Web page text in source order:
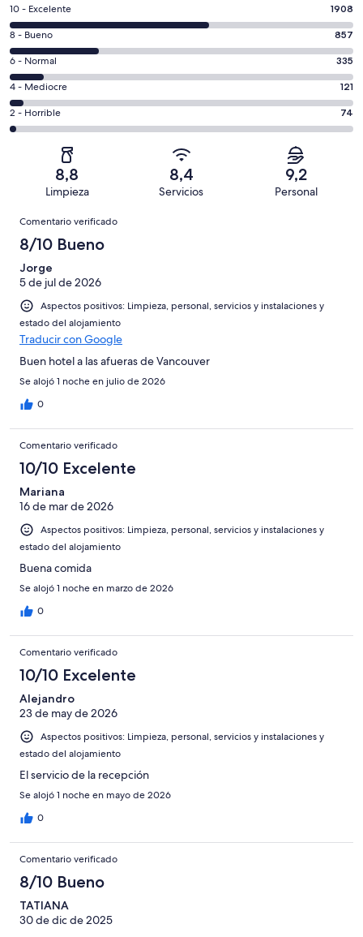
1908
comentarios
de
un
total
de
3295
con
puntuación
10 - Excelente 1908
857
comentarios
de
un
total
de
3295
puntuación
Bueno
8 - Bueno 857
335
comentarios
de
un
total
puntuación
Normal
6 - Normal 335
121
comentarios
de
una
puntuación
Mediocre
4 - Mediocre 121
74
comentarios
3295
una
puntuación
de
Horrible
2 - Horrible 74
8,8
Limpieza
8,4
Servicios
9,2
Personal
Comentarios
Comentario verificado
8/10 Bueno
Jorge
5 de jul de 2026
Aspectos positivos: Limpieza, personal, servicios y instalaciones y
estado del alojamiento
Traducir con Google
Buen hotel a las afueras de Vancouver
Se alojó 1 noche en julio de 2026
0
Comentario verificado
10/10 Excelente
Mariana
16 de mar de 2026
Aspectos positivos: Limpieza, personal, servicios y instalaciones y
estado del alojamiento
Buena comida
Se alojó 1 noche en marzo de 2026
0
Comentario verificado
10/10 Excelente
Alejandro
23 de may de 2026
Aspectos positivos: Limpieza, personal, servicios y instalaciones y
estado del alojamiento
El servicio de la recepción
Se alojó 1 noche en mayo de 2026
0
Comentario verificado
8/10 Bueno
TATIANA
30 de dic de 2025